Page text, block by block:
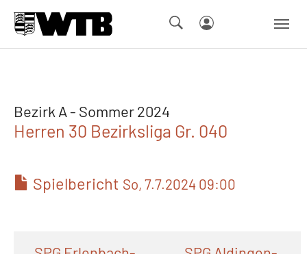
Bezirk A - Sommer 2024
Herren 30 Bezirksliga Gr. 040
Spielbericht So, 7.7.2024 09:00